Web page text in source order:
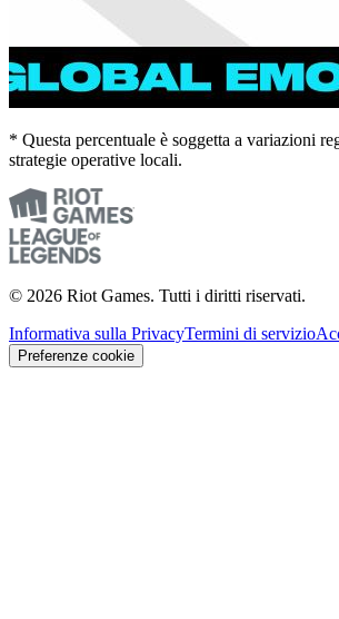
* Questa percentuale è soggetta a variazioni
strategie operative locali.
© 2026 Riot Games. Tutti i diritti riservati.
Informativa sulla PrivacyTermini di servizio
Preferenze cookie